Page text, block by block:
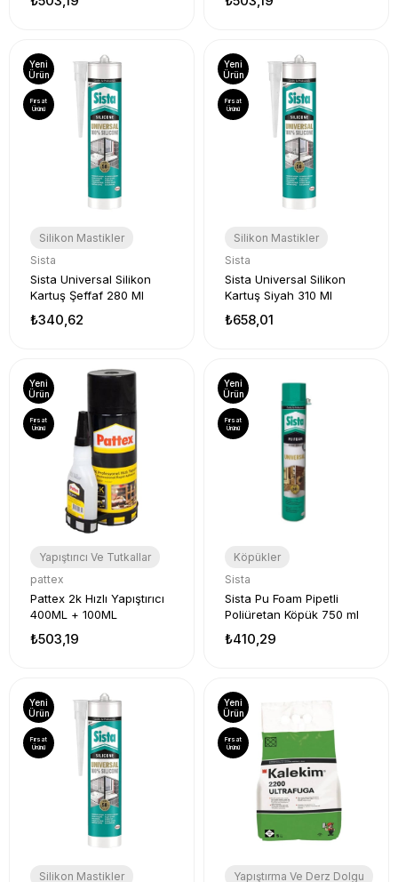
Silikon Mastikler
Sista
Sista Universal Silikon
Kartuş Şeffaf 280 Ml
₺340,62
Yeni
Ürün
Fırsat
Ürünü
Silikon Mastikler
Sista
Sista Universal Silikon
Kartuş Siyah 310 Ml
₺658,01
Yeni
Ürün
Fırsat
Ürünü
Yapıştırıcı Ve Tutkallar
pattex
Pattex 2k Hızlı Yapıştırıcı
400ML + 100ML
₺503,19
Yeni
Ürün
Fırsat
Ürünü
Köpükler
Sista
Sista Pu Foam Pipetli
Poliüretan Köpük 750 ml
₺410,29
Yeni
Ürün
Fırsat
Ürünü
Silikon Mastikler
Yeni
Ürün
Fırsat
Ürünü
Yapıştırma Ve Derz Dolgu
Yeni
Ürün
Fırsat
Ürünü